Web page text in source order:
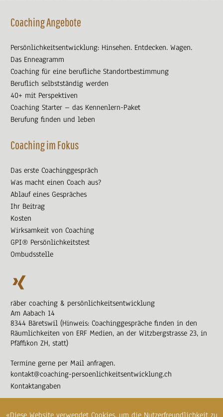
«Diese Website verwendet Cookies, um die Nutzerfreundlichkeit zu
Coaching Angebote
Persönlichkeitsentwicklung: Hinsehen. Entdecken. Wagen.
Das Enneagramm
Coaching für eine berufliche Standortbestimmung
Beruflich selbstständig werden
40+ mit Perspektiven
Coaching Starter – das Kennenlern-Paket
Berufung finden und leben
Coaching im Fokus
Das erste Coachinggespräch
Was macht einen Coach aus?
Ablauf eines Gespräches
Ihr Beitrag
Kosten
Wirksamkeit von Coaching
GPI® Persönlichkeitstest
Ombudsstelle
räber coaching & persönlichkeitsentwicklung
Am Aabach 14
8344 Bäretswil (Hinweis: Coachinggespräche finden in den
Räumlichkeiten von ERF Medien, an der Witzbergstrasse 23, in
Pfäffikon ZH, statt)
Termine gerne per Mail anfragen.
kontakt@coaching-persoenlichkeitsentwicklung.ch
Kontaktangaben